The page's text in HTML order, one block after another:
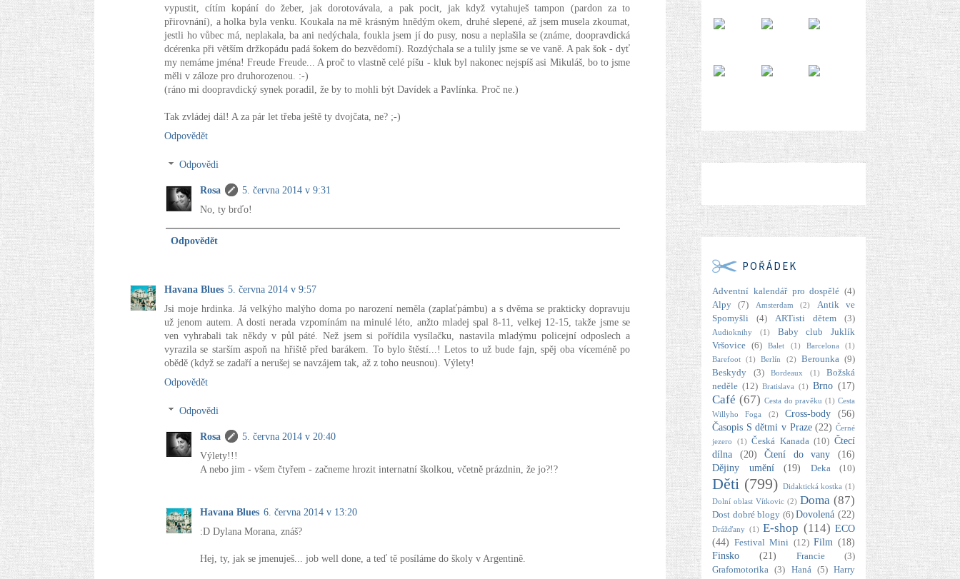
vypustit, cítím kopání do žeber, jak dorotovávala, a pak pocit, jak když vytahuješ tampon (pardon za to
přirovnání), a holka byla venku. Koukala na mě krásným hnědým okem, druhé slepené, až jsem musela zkoumat,
jestli ho vůbec má, neplakala, ba ani nedýchala, foukla jsem jí do pusy, nosu a neplašila se (známe, doopravdická
dcérenka při větším držkopádu padá šokem do bezvědomí). Rozdýchala se a tulily jsme se ve vaně. A pak šok - dyť
my nemáme jména! Freude Freude... A proč to vlastně celé píšu - kluk byl nakonec nejspíš asi Mikuláš, bo to jsme
měli v záloze pro druhorozenou. :-)
(ráno mi doopravdický synek poradil, že by to mohli být Davídek a Pavlínka. Proč ne.)
Tak zvládej dál! A za pár let třeba ještě ty dvojčata, ne? ;-)
Odpovědět
Odpovědi
Rosa
5. června 2014 v 9:31
No, ty brďo!
Odpovědět
Havana Blues 5. června 2014 v 9:57
Jsi moje hrdinka. Já velkýho malýho doma po narození neměla (zaplaťpámbu) a s dvěma se prakticky dopravuju
už jenom autem. A dosti nerada vzpomínám na minulé léto, anžto mladej spal 8-11, velkej 12-15, takže jsme se
ven vyhrabali tak někdy v půl páté. Než jsem si pořídila vysílačku, nastavila mladýmu policejní odposlech a
vyrazila se starším aspoň na hřiště před barákem. To bylo štěstí...! Letos to už bude fajn, spěj oba víceméně po
obědě (když se zadaří a nerušej se navzájem tak, až z toho neusnou). Výlety!
Odpovědět
Odpovědi
Rosa
5. června 2014 v 20:40
Výlety!!!
A nebo jim - všem čtyřem - začneme hrozit internatní školkou, včetně prázdnin, že jo?!?
Havana Blues 6. června 2014 v 13:20
:D Dylana Morana, znáš?
Hej, ty, jak se jmenuješ... job well done, a teď tě posíláme do školy v Argentině.
POŘÁDEK
Adventní kalendář pro dospělé (4)
Alpy
(7) Amsterdam (2)
Antik ve
Spomyšli
(4) ARTisti dětem (3)
Audioknihy (1)
Baby club Juklík
Vršovice (6) Balet (1) Barcelona
(1)
Barefoot
(1) Berlín (2) Berounka (9)
Beskydy
(3) Bordeaux (1)
Božská
neděle (12) Bratislava (1) Brno (17)
Café (67) Cesta do pravěku (1) Cesta
Willyho Foga
(2) Cross-body
(56)
Časopis S dětmi v Praze (22) Černé
jezero
(1) Česká Kanada (10) Čtecí
dílna
(20) Čtení do vany
(16)
Dějiny umění
(19) Deka (10)
Děti (799) Didaktická kostka (1)
Dolní oblast Vítkovic (2) Doma (87)
Dost dobré blogy (6) Dovolená (22)
Drážďany (1) E-shop (114) ECO
(44) Festival Mini (12) Film (18)
Finsko
(21) Francie
(3)
Grafomotorika (3) Haná (5) Harry